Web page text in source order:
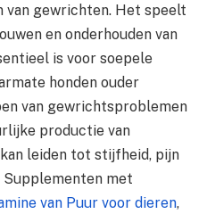
van gewrichten. Het speelt
en onderhouden van
is voor soepele
honden ouder
van gewrichtsproblemen
productie van
leiden tot stijfheid, pijn
met
van Puur voor dieren,